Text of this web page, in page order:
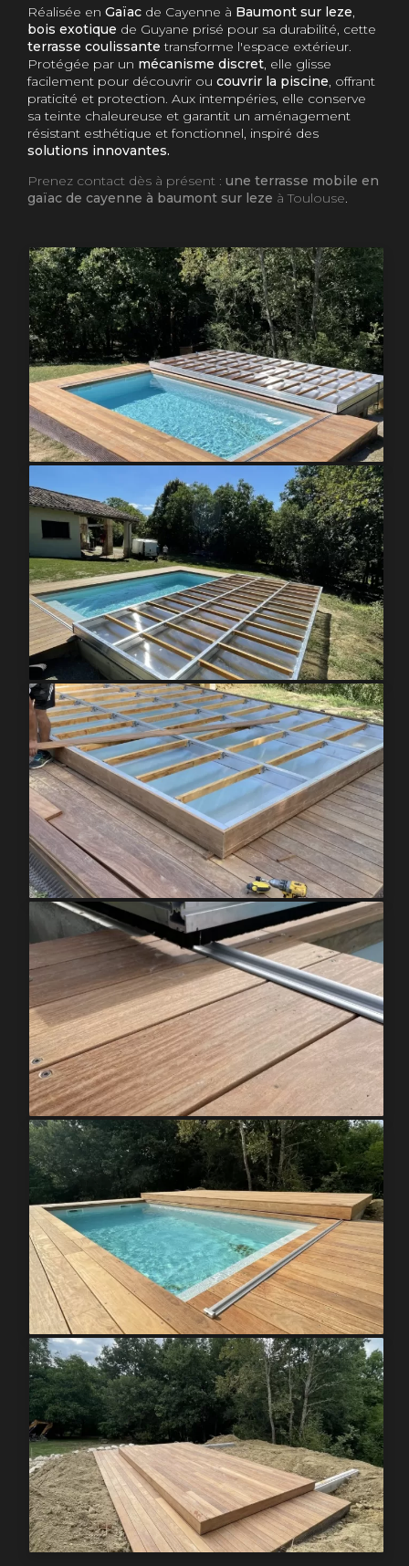
Réalisée en Gaïac de Cayenne à Baumont sur leze,
bois exotique de Guyane prisé pour sa durabilité, cette
terrasse coulissante transforme l'espace extérieur.
Protégée par un mécanisme discret, elle glisse
facilement pour découvrir ou couvrir la piscine, offrant
praticité et protection. Aux intempéries, elle conserve
sa teinte chaleureuse et garantit un aménagement
résistant esthétique et fonctionnel, inspiré des
solutions innovantes.
Prenez contact dès à présent : une terrasse mobile en
gaïac de cayenne à baumont sur leze à Toulouse.